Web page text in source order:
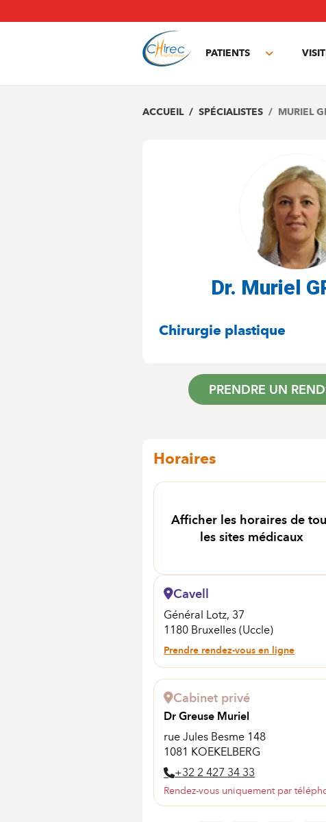
au
PATIENTS
Toggle
ACCUEIL SPÉCIALISTES MURIEL
Dr. Muriel
SPÉCIALITÉS
Chirurgie plastique
PRENDRE UN
Horaires
Afficher les horaires de
les sites médicaux
Cavell
Général Lotz, 37
1180 Bruxelles (Uccle)
Prendre rendez-vous en ligne
Cabinet privé
Dr Greuse Muriel
rue Jules Besme 148
1081 KOEKELBERG
+32 2 427 34 33
Rendez-vous uniquement par